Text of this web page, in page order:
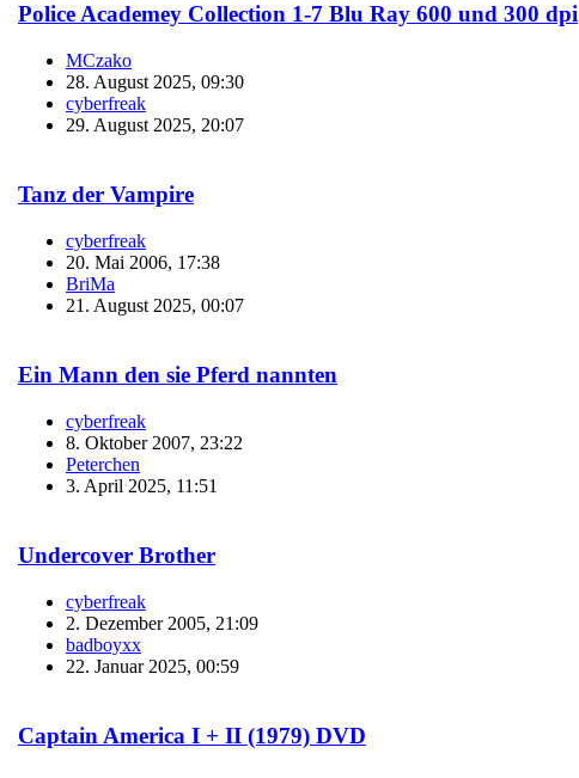
Police Academey Collection 1-7 Blu Ray 600 und 300 dpi
MCzako
28. August 2025, 09:30
cyberfreak
29. August 2025, 20:07
Tanz der Vampire
cyberfreak
20. Mai 2006, 17:38
BriMa
21. August 2025, 00:07
Ein Mann den sie Pferd nannten
cyberfreak
8. Oktober 2007, 23:22
Peterchen
3. April 2025, 11:51
Undercover Brother
cyberfreak
2. Dezember 2005, 21:09
badboyxx
22. Januar 2025, 00:59
Captain America I + II (1979) DVD